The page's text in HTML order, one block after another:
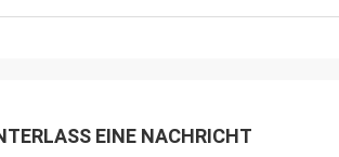
Die Maschine schaut starkes… gut
EINE NACHRICHT